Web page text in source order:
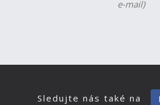
e-mail)
Sledujte nás také na